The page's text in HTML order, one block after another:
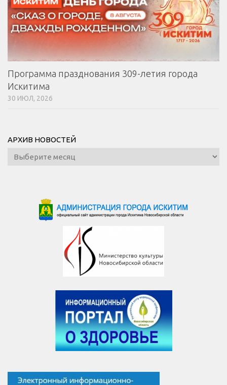
Программа празднования 309-летия города
Искитима
30 ИЮЛ, 2026
АРХИВ НОВОСТЕЙ
Архив
новостей